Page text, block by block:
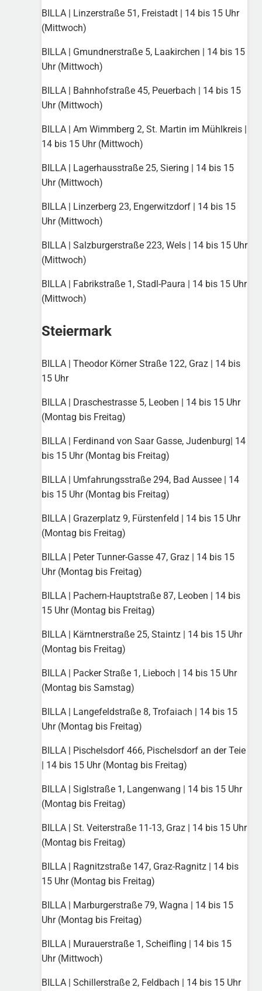
BILLA | Linzerstraße 51, Freistadt | 14 bis 15 Uhr
(Mittwoch)
BILLA | Gmundnerstraße 5, Laakirchen | 14 bis 15
Uhr (Mittwoch)
BILLA | Bahnhofstraße 45, Peuerbach | 14 bis 15
Uhr (Mittwoch)
BILLA | Am Wimmberg 2, St. Martin im Mühlkreis |
14 bis 15 Uhr (Mittwoch)
BILLA | Lagerhausstraße 25, Siering | 14 bis 15
Uhr (Mittwoch)
BILLA | Linzerberg 23, Engerwitzdorf | 14 bis 15
Uhr (Mittwoch)
BILLA | Salzburgerstraße 223, Wels | 14 bis 15 Uhr
(Mittwoch)
BILLA | Fabrikstraße 1, Stadl-Paura | 14 bis 15 Uhr
(Mittwoch)
Steiermark
BILLA | Theodor Körner Straße 122, Graz | 14 bis
15 Uhr
BILLA | Draschestrasse 5, Leoben | 14 bis 15 Uhr
(Montag bis Freitag)
BILLA | Ferdinand von Saar Gasse, Judenburg| 14
bis 15 Uhr (Montag bis Freitag)
BILLA | Umfahrungsstraße 294, Bad Aussee | 14
bis 15 Uhr (Montag bis Freitag)
BILLA | Grazerplatz 9, Fürstenfeld | 14 bis 15 Uhr
(Montag bis Freitag)
BILLA | Peter Tunner-Gasse 47, Graz | 14 bis 15
Uhr (Montag bis Freitag)
BILLA | Pachern-Hauptstraße 87, Leoben | 14 bis
15 Uhr (Montag bis Freitag)
BILLA | Kärntnerstraße 25, Staintz | 14 bis 15 Uhr
(Montag bis Freitag)
BILLA | Packer Straße 1, Lieboch | 14 bis 15 Uhr
(Montag bis Samstag)
BILLA | Langefeldstraße 8, Trofaiach | 14 bis 15
Uhr (Montag bis Freitag)
BILLA | Pischelsdorf 466, Pischelsdorf an der Teie
| 14 bis 15 Uhr (Montag bis Freitag)
BILLA | Siglstraße 1, Langenwang | 14 bis 15 Uhr
(Montag bis Freitag)
BILLA | St. Veiterstraße 11-13, Graz | 14 bis 15 Uhr
(Montag bis Freitag)
BILLA | Ragnitzstraße 147, Graz-Ragnitz | 14 bis
15 Uhr (Montag bis Freitag)
BILLA | Marburgerstraße 79, Wagna | 14 bis 15
Uhr (Montag bis Freitag)
BILLA | Murauerstraße 1, Scheifling | 14 bis 15
Uhr (Mittwoch)
BILLA | Schillerstraße 2, Feldbach | 14 bis 15 Uhr